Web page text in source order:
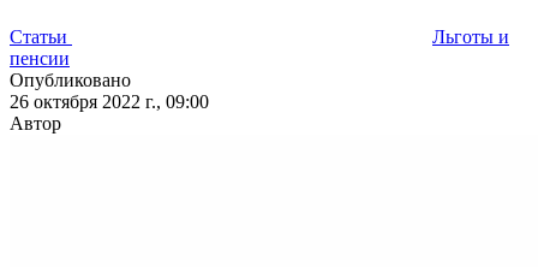
Статьи
Льготы и
пенсии
Опубликовано
26 октября 2022 г., 09:00
Автор